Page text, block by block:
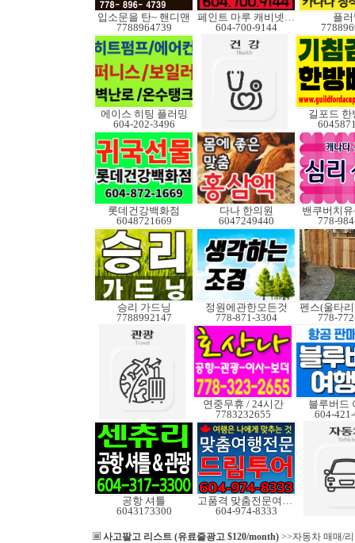
입소문을 탄~ 핸디맨
7788964739
페인트 마루 캐비넷코팅
604-700-9144
플
에이스 히팅 플러밍
604-202-3496
길포드 한
롯데건강백화점
6048721669
다나 한의원
6047249440
밴쿠버치
778-
승리 가드닝
7788992147
정원에관한모든것
778-871-3304
778-
연중무휴 / 24시간
7783232655
블루버드
604-
공항 셔틀
6043173300
고품격 맞춤전문여행사
604-974-8333
사고팔고 리스트 (유료줄광고 $120/month) >>자동차 매매/